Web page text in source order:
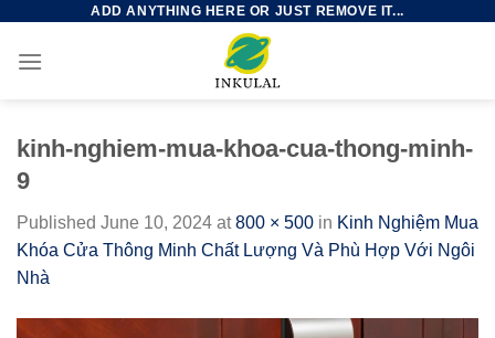
content
ADD ANYTHING HERE OR JUST REMOVE IT...
kinh-nghiem-mua-khoa-cua-thong-minh-
9
Published June 10, 2024 at800 × 500 in Kinh Nghiệm Mua
Khóa Cửa Thông Minh Chất Lượng Và Phù Hợp Với Ngôi
Nhà